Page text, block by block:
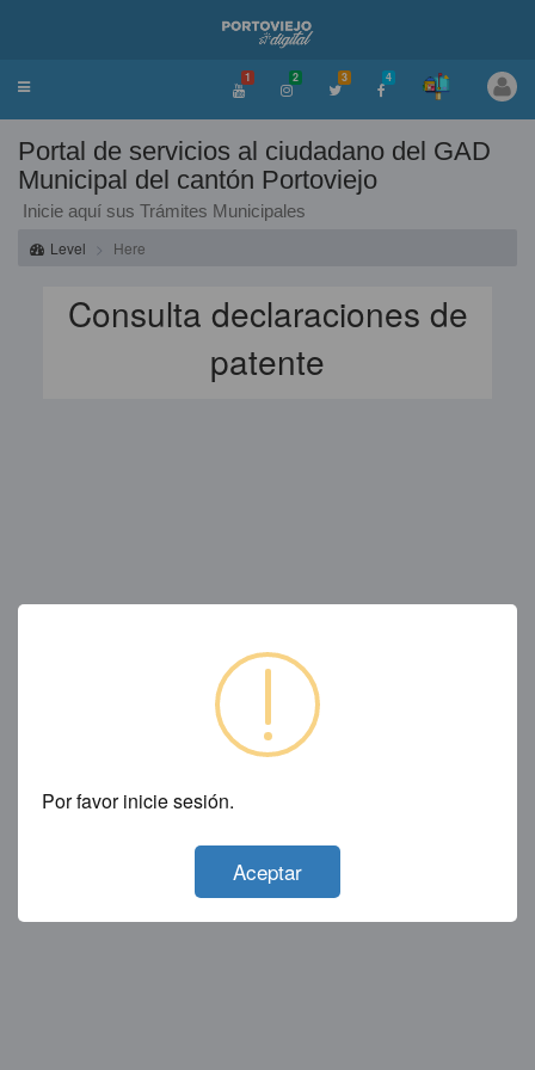
Toggle
1 2 3 4
Portal de servicios al ciudadano del GAD
Municipal del cantón Portoviejo
Inicie aquí sus Trámites Municipales
Level
Here
Consulta declaraciones de
patente
Por favor inicie sesión.
Aceptar